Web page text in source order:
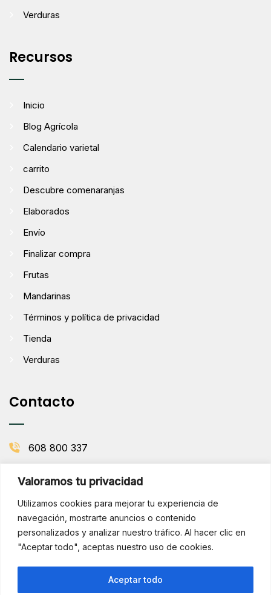
Valoramos tu privacidad
Utilizamos cookies para mejorar tu experiencia de
navegación, mostrarte anuncios o contenido
personalizados y analizar nuestro tráfico. Al hacer clic en
"Aceptar todo", aceptas nuestro uso de cookies.
Aceptar todo
¡Hola!
Verduras
Recursos
Inicio
Blog Agrícola
Calendario varietal
carrito
Descubre comenaranjas
Elaborados
Envío
Finalizar compra
Frutas
Mandarinas
Términos y política de privacidad
Tienda
Verduras
Contacto
608 800 337
Picanya, Valencia
BOLETÍN DE LA HUERTA